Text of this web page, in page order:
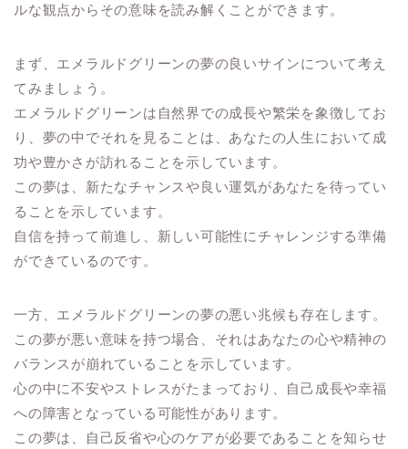
ルな観点からその意味を読み解くことができます。
まず、エメラルドグリーンの夢の良いサインについて考え
てみましょう。
エメラルドグリーンは自然界での成長や繁栄を象徴してお
り、夢の中でそれを見ることは、あなたの人生において成
功や豊かさが訪れることを示しています。
この夢は、新たなチャンスや良い運気があなたを待ってい
ることを示しています。
自信を持って前進し、新しい可能性にチャレンジする準備
ができているのです。
一方、エメラルドグリーンの夢の悪い兆候も存在します。
この夢が悪い意味を持つ場合、それはあなたの心や精神の
バランスが崩れていることを示しています。
心の中に不安やストレスがたまっており、自己成長や幸福
への障害となっている可能性があります。
この夢は、自己反省や心のケアが必要であることを知らせ